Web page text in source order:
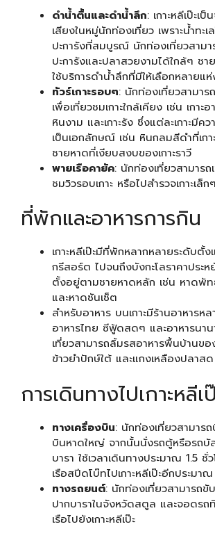
ดำน้ำตื้นและดำน้ำลึก: เกาะหลีเป๊ะเ
เสียงในหมู่นักท่องเที่ยว เพราะน้ำทะเ
ปะการังที่สมบูรณ์ นักท่องเที่ยวสาม
ปะการังและปลาสวยงามได้ใกล้ๆ ชา
ใช้บริการดำน้ำลึกที่มีให้เลือกหลายแ
ทัวร์เกาะรอบๆ: นักท่องเที่ยวสามาร
เพื่อเที่ยวชมเกาะใกล้เคียง เช่น เกาะอ
หินงาม และเกาะรัง ซึ่งแต่ละเกาะมีค
เป็นเอกลักษณ์ เช่น หินกลมสีดำที่เก
ชายหาดที่เงียบสงบของเกาะราวี
พายเรือคายัค: นักท่องเที่ยวสามารถ
ชมวิวรอบเกาะ หรือไปสำรวจเกาะเล็
ที่พักและอาหารการกิน
เกาะหลีเป๊ะมีที่พักหลากหลายระดับ
กรีสอร์ต ไปจนถึงบังกะโลราคาประ
ตั้งอยู่ตามชายหาดหลัก เช่น หาดพัท
และหาดซันเซ็ต
สำหรับอาหาร บนเกาะมีร้านอาหารห
อาหารไทย ซีฟู้ดสดๆ และอาหารนา
เที่ยวสามารถลิ้มรสอาหารพื้นบ้านข
ข้าวยำปักษ์ใต้ และแกงเหลืองปลาสด
การเดินทางไปเกาะหลีเ
ทางเครื่องบิน: นักท่องเที่ยวสามาร
บินหาดใหญ่ จากนั้นนั่งรถตู้หรือรถบั
บารา ใช้เวลาเดินทางประมาณ 1.5
เรือสปีดโบ๊ทไปเกาะหลีเป๊ะอีกประมา
ทางรถยนต์: นักท่องเที่ยวสามารถขั
ปากบาราในจังหวัดสตูล และจอดรถ
เรือไปยังเกาะหลีเป๊ะ